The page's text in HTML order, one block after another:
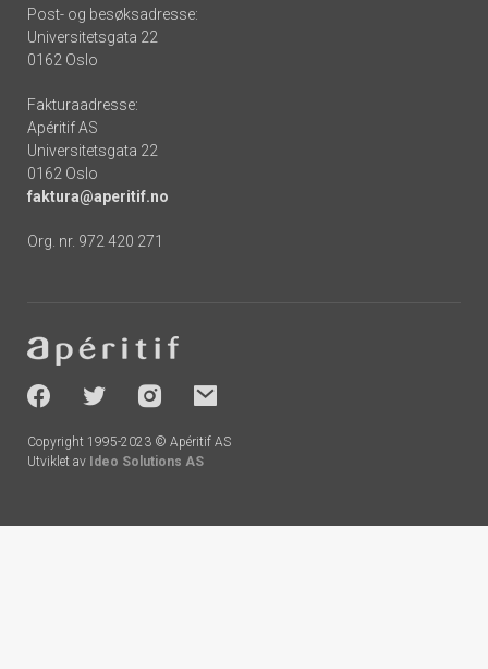
Post- og besøksadresse:
Universitetsgata 22
0162 Oslo
Fakturaadresse:
Apéritif AS
Universitetsgata 22
0162 Oslo
faktura@aperitif.no
Org. nr. 972 420 271
-
socials
Copyright 1995-2023 © Apéritif AS
Utviklet av Ideo Solutions AS